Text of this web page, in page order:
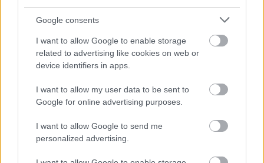
Google consents
I want to allow Google to enable storage
related to advertising like cookies on web or
device identifiers in apps.
I want to allow my user data to be sent to
Google for online advertising purposes.
I want to allow Google to send me
personalized advertising.
Berlin Kiállítás Festészet Kortárs Wahorn András Képző
A MŰVÉSZET MINDENKIÉ!